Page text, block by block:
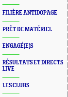
FILIÈRE ANTIDOPAGE
PRÊT DE MATÉRIEL
ENGAGÉ(E)S
RÉSULTATS ET DIRECTS
LIVE
LES CLUBS